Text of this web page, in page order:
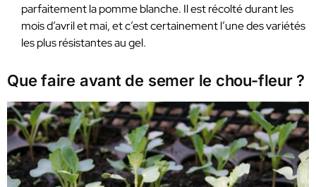
parfaitement la pomme blanche. Il est récolté durant les
mois d’avril et mai, et c’est certainement l’une des variétés
les plus résistantes au gel.
Que faire avant de semer le chou-fleur ?